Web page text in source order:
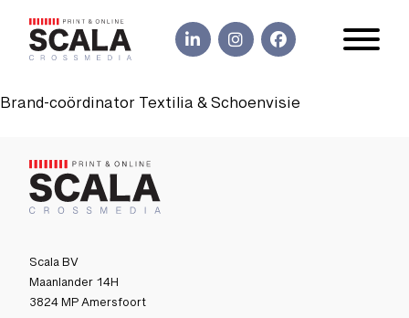
Brand-coördinator Textilia & Schoenvisie
Scala BV
Maanlander 14H
3824 MP Amersfoort